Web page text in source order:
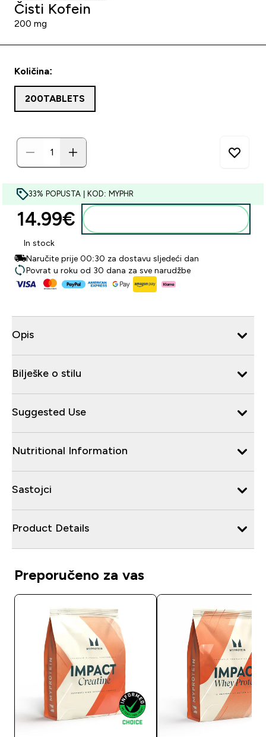
Čisti Kofein
200 mg
Količina:
200TABLETS
33% POPUSTA | KOD: MYPHR
14.99€‎
In stock
Naručite prije 00:30 za dostavu sljedeći dan
Povrat u roku od 30 dana za sve narudžbe
Opis
Bilješke o stilu
Suggested Use
Nutritional Information
Sastojci
Product Details
Preporučeno za vas